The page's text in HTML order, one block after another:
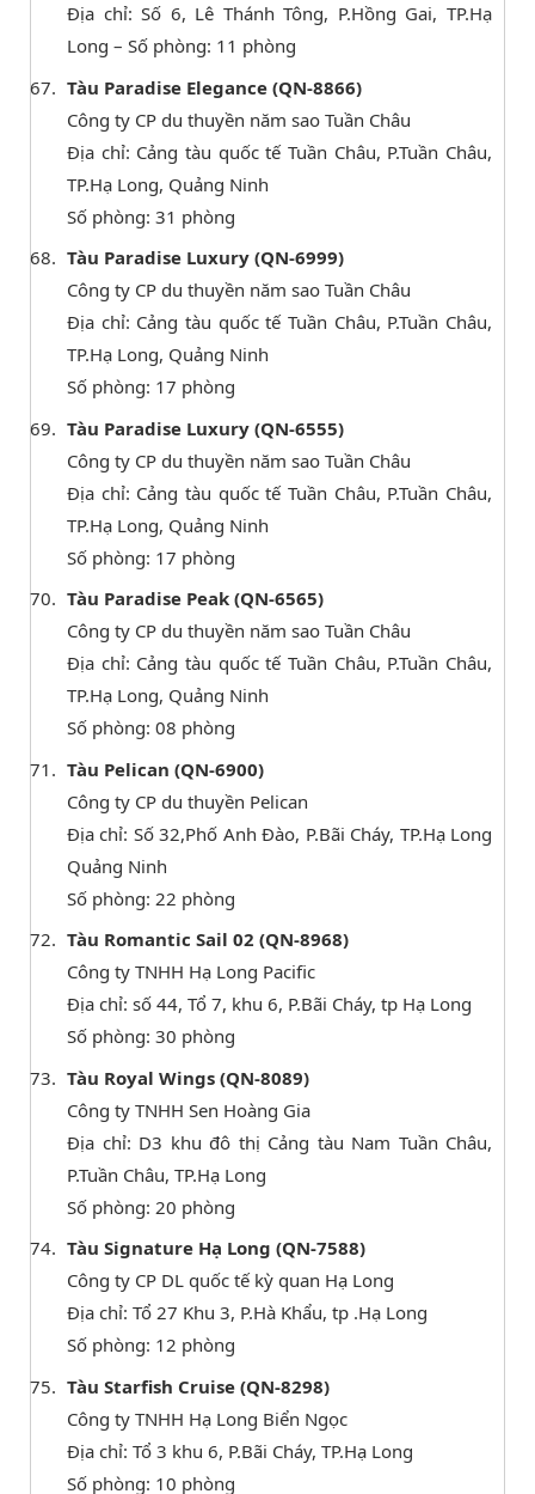
Địa chỉ: Số 6, Lê Thánh Tông, P.Hồng Gai, TP.Hạ
Long – Số phòng: 11 phòng
Tàu Paradise Elegance (QN-8866)
Công ty CP du thuyền năm sao Tuần Châu
Địa chỉ: Cảng tàu quốc tế Tuần Châu, P.Tuần Châu,
TP.Hạ Long, Quảng Ninh
Số phòng: 31 phòng
Tàu Paradise Luxury (QN-6999)
Công ty CP du thuyền năm sao Tuần Châu
Địa chỉ: Cảng tàu quốc tế Tuần Châu, P.Tuần Châu,
TP.Hạ Long, Quảng Ninh
Số phòng: 17 phòng
Tàu Paradise Luxury (QN-6555)
Công ty CP du thuyền năm sao Tuần Châu
Địa chỉ: Cảng tàu quốc tế Tuần Châu, P.Tuần Châu,
TP.Hạ Long, Quảng Ninh
Số phòng: 17 phòng
Tàu Paradise Peak (QN-6565)
Công ty CP du thuyền năm sao Tuần Châu
Địa chỉ: Cảng tàu quốc tế Tuần Châu, P.Tuần Châu,
TP.Hạ Long, Quảng Ninh
Số phòng: 08 phòng
Tàu Pelican (QN-6900)
Công ty CP du thuyền Pelican
Địa chỉ: Số 32,Phố Anh Đào, P.Bãi Cháy, TP.Hạ Long
Quảng Ninh
Số phòng: 22 phòng
Tàu Romantic Sail 02 (QN-8968)
Công ty TNHH Hạ Long Pacific
Địa chỉ: số 44, Tổ 7, khu 6, P.Bãi Cháy, tp Hạ Long
Số phòng: 30 phòng
Tàu Royal Wings (QN-8089)
Công ty TNHH Sen Hoàng Gia
Địa chỉ: D3 khu đô thị Cảng tàu Nam Tuần Châu,
P.Tuần Châu, TP.Hạ Long
Số phòng: 20 phòng
Tàu Signature Hạ Long (QN-7588)
Công ty CP DL quốc tế kỳ quan Hạ Long
Địa chỉ: Tổ 27 Khu 3, P.Hà Khẩu, tp .Hạ Long
Số phòng: 12 phòng
Tàu Starfish Cruise (QN-8298)
Công ty TNHH Hạ Long Biển Ngọc
Địa chỉ: Tổ 3 khu 6, P.Bãi Cháy, TP.Hạ Long
Số phòng: 10 phòng